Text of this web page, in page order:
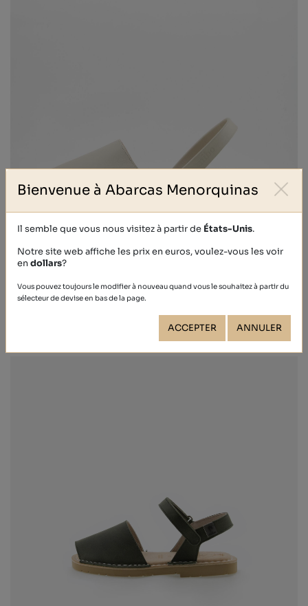
39,40 €
Bienvenue à Abarcas Menorquinas
Il semble que vous nous visitez à partir de États-Unis.
Notre site web affiche les prix en euros, voulez-vous les voir
endollars?
Vous pouvez toujours le modifier à nouveau quand vous le souhaitez à partir du
sélecteur de devise en bas de la page.
ACCEPTER ANNULER